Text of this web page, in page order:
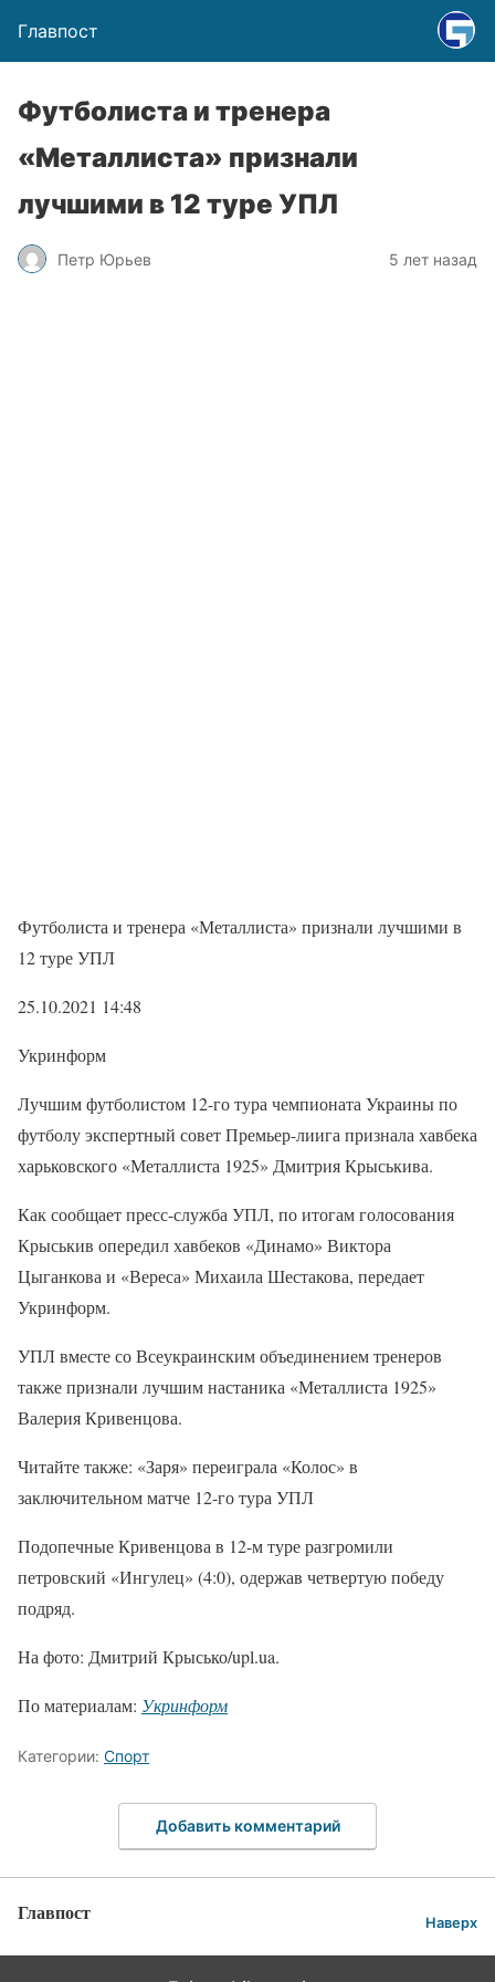
Главпост
Футболиста и тренера
«Металлиста» признали
лучшими в 12 туре УПЛ
Петр Юрьев 5 лет назад
Футболиста и тренера «Металлиста» признали лучшими в
12 туре УПЛ
25.10.2021 14:48
Укринформ
Лучшим футболистом 12-го тура чемпионата Украины по
футболу экспертный совет Премьер-лиига признала хавбека
харьковского «Металлиста 1925» Дмитрия Крыськива.
Как сообщает пресс-служба УПЛ, по итогам голосования
Крыськив опередил хавбеков «Динамо» Виктора
Цыганкова и «Вереса» Михаила Шестакова, передает
Укринформ.
УПЛ вместе со Всеукраинским объединением тренеров
также признали лучшим настаника «Металлиста 1925»
Валерия Кривенцова.
Читайте также: «Заря» переиграла «Колос» в
заключительном матче 12-го тура УПЛ
Подопечные Кривенцова в 12-м туре разгромили
петровский «Ингулец» (4:0), одержав четвертую победу
подряд.
На фото: Дмитрий Крысько/upl.ua.
По материалам: Укринформ
Категории: Спорт
Добавить комментарий
Главпост Наверх